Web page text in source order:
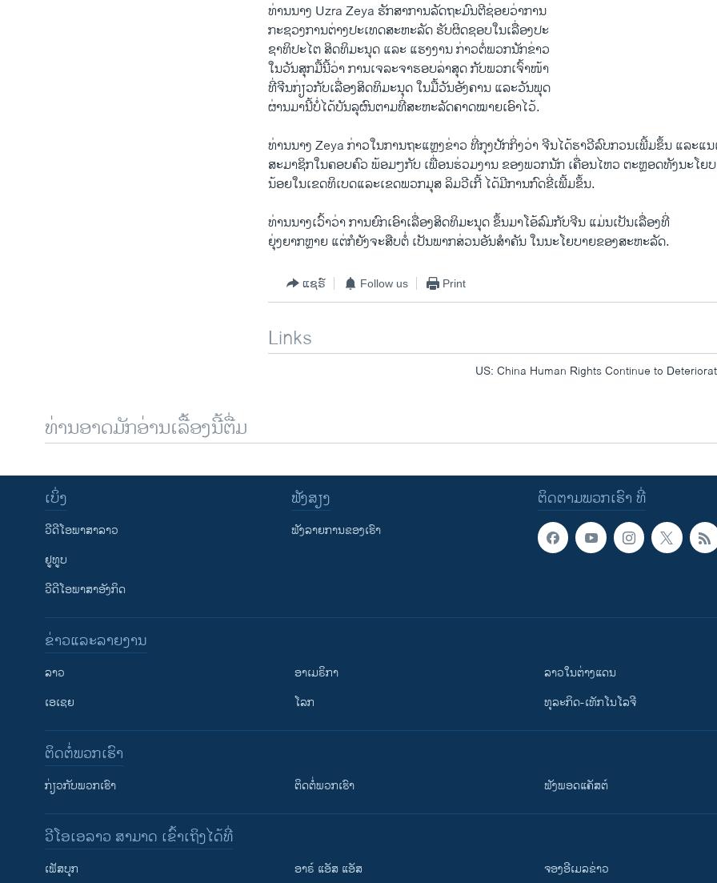
ທ່ານນາງ Uzra Zeya ຮັກສາການລັດຖະມົນຕີຊ່ອຍວ່າການ
ກະຊວງການຕ່າງປະເທດສະຫະລັດ ຮັບຜິດຊອບໃນເລື່ອງປະ
ຊາທິປະໄຕ ສິດທິມະນຸດ ແລະ ແຮງງານ ກ່າວຕໍ່ພວກນັກຂ່າວ
ໃນວັນສຸກມື້ນີ້ວ່າ ການເຈລະຈາຮອບລ່າສຸດ ກັບພວກເຈົ້າໜ້າ
ທີ່ຈີນກ່ຽວກັບເລື່ອງສິດທິມະນຸດ ໃນມື້ວັນອັງຄານ ແລະວັນພຸດ
ຜ່ານມານີ້ບໍ່ໄດ້ບັນລຸຜົນຕາມທີ່ສະຫະລັດຄາດໝາຍເອົາໄວ້.
ທ່ານນາງ Zeya ກ່າວໃນການຖະແຫຼງຂ່າວ ທີ່ກຸງປັກກິ່ງວ່າ ຈີນໄດ້ຮາວີລົບກວນເພີ້ມຂຶ້ນ ແລະແ
ສະມາຊິກໃນຄອບຄົວ ພ້ອມໆກັບ ເພື່ອນຮ່ວມງານ ຂອງພວກນັກ ເຄື່ອນໄຫວ ຕະຫຼອດທັງນະໂຍ
ນ້ອຍໃນເຂດທິເບດແລະເຂດພວກມຸສ ລິມວີເກີ້ ໄດ້ມີການກົດຂີ່ເພີ້ມຂຶ້ນ.
ທ່ານນາງເວົ້າວ່າ ການຍົກເອົາເລື່ອງສິດທິມະນຸດ ຂຶ້ນມາໂອ້ລົມກັບຈີນ ແມ່ນເປັນເລື່ອງທີ່
ຍຸ່ງຍາກຫຼາຍ ແຕ່ກໍຍັງຈະສືບຕໍ່ ເປັນພາກສ່ວນອັນສຳຄັນ ໃນນະໂຍບາຍຂອງສະຫະລັດ.
ແຊຣ໌ Follow us Print
Links
US: China Human Rights Continue to
ທ່ານອາດມັກອ່ານເລື້ອງນີ້ຕື່ມ
ຕິດຕາມພວກເຮົາ ທີ່
ເບິ່ງ
ວີດີໂອພາສາລາວ
ຢູທູບ
ວີດີໂອພາສາອັງກິດ
ຟັງສຽງ
ຟັງລາຍການຂອງເຮົາ
ຂ່າວແລະລາຍງານ
ລາວ
ເອເຊຍ
ອາເມຣິກາ
ໂລກ
ລາວໃນຕ່າງແດນ
ທຸລະກິດ-ເທັກໂນໂລຈີ
ຕິດຕໍ່ພວກເຮົາ
ກ່ຽວກັບພວກເຮົາ ຕິດຕໍ່ພວກເຮົາ ຟັງພອດແຄັສຕ໌
ວີໂອເອລາວ ສາມາດ ເຂົ້າເຖິງໄດ້ທີ່
ເຟັສບຸກ ອາຣ໌ ແອັສ ແອັສ ຈອງອີເມລຂ່າວ